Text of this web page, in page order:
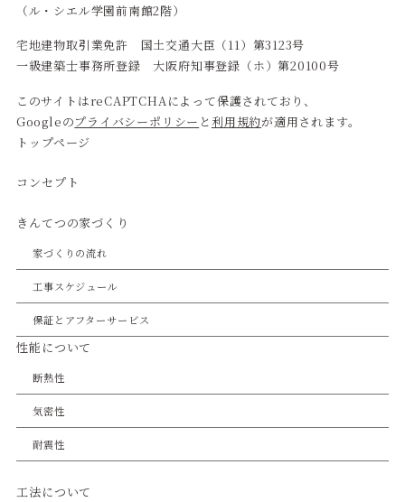
（ル・シエル学園前南館2階）
宅地建物取引業免許 国土交通大臣（11）第3123号
一級建築士事務所登録 大阪府知事登録（ホ）第20100号
このサイトはreCAPTCHAによって保護されており、
Googleのプライバシーポリシー と利用規約が適用されます。
トップページ
コンセプト
きんてつの家づくり
家づくりの流れ
工事スケジュール
保証とアフターサービス
性能について
断熱性
気密性
耐震性
工法について